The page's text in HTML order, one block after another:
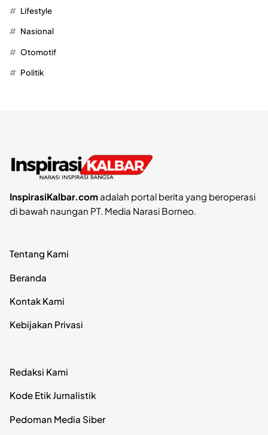
Lifestyle
Nasional
Otomotif
Politik
InspirasiKalbar.comadalah portal berita yang beroperasi
di bawah naungan PT. Media Narasi Borneo.
Tentang Kami
Beranda
Kontak Kami
Kebijakan Privasi
Redaksi Kami
Kode Etik Jurnalistik
Pedoman Media Siber